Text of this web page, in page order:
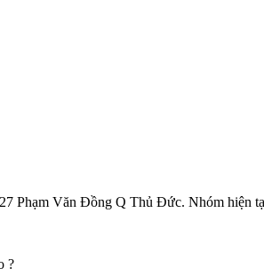
Phạm Văn Đồng Q Thủ Đức. Nhóm hiện
?